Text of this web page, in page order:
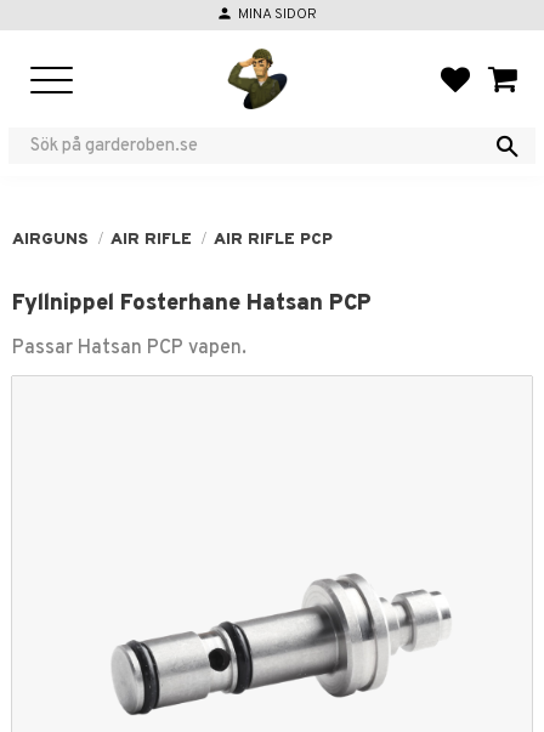
person MINA SIDOR
AIRGUNS AIR RIFLE AIR RIFLE PCP
Fyllnippel Fosterhane Hatsan PCP
Passar Hatsan PCP vapen.